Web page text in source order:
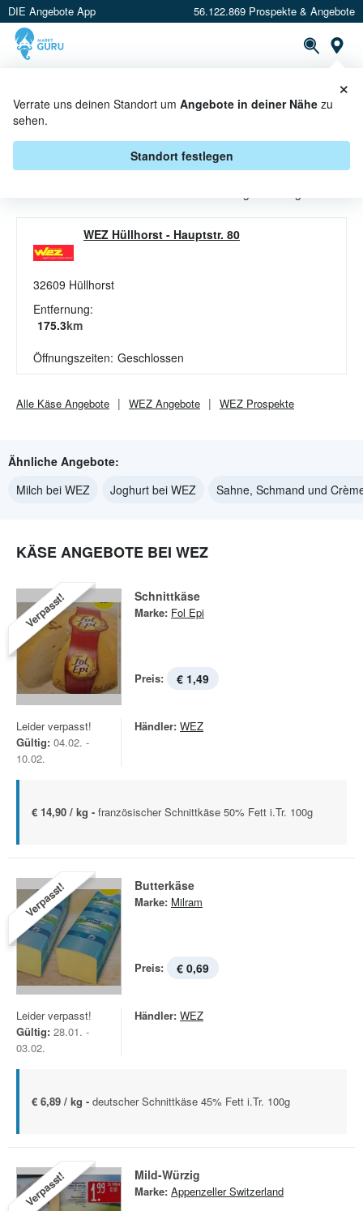
DIE Angebote App 56.122.869 Prospekte & Angebote
Verrate uns deinen Standort um Angebote in deiner Nähe zu
sehen.
Standort festlegen
×
KÄSE ANGEBOTE & AKTIONEN
WEZ Hüllhorst - Hauptstr. 80
32609 Hüllhorst
Entfernung:
175.3km
Öffnungszeiten: Geschlossen
Alle Käse Angebote WEZ Angebote WEZ Prospekte
Ähnliche Angebote:
Milch bei WEZ
Joghurt bei WEZ Sahne, Schmand und
KÄSE ANGEBOTE BEI WEZ
Verpasst! Schnittkäse
Marke: Fol Epi
Preis: € 1,49
Leider verpasst!
Gültig: 04.02. -
10.02.
Händler: WEZ
€ 14,90 / kg - französischer Schnittkäse 50% Fett i.Tr. 100g
Verpasst! Butterkäse
Marke: Milram
Preis: € 0,69
Leider verpasst!
Gültig: 28.01. -
03.02.
Händler: WEZ
€ 6,89 / kg - deutscher Schnittkäse 45% Fett i.Tr. 100g
Verpasst! Mild-Würzig
Marke: Appenzeller Switzerland